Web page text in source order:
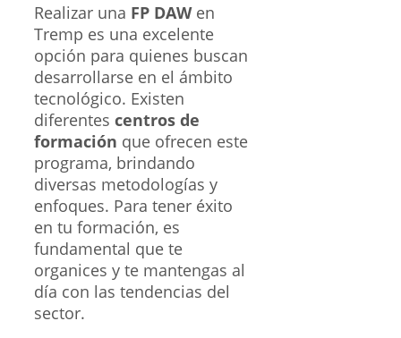
Realizar una FP DAWen
Tremp es una excelente
opción para quienes buscan
desarrollarse en el ámbito
tecnológico. Existen
diferentes centros de
formación que ofrecen este
programa, brindando
diversas metodologías y
enfoques. Para tener éxito
en tu formación, es
fundamental que te
organices y te mantengas al
día con las tendencias del
sector.